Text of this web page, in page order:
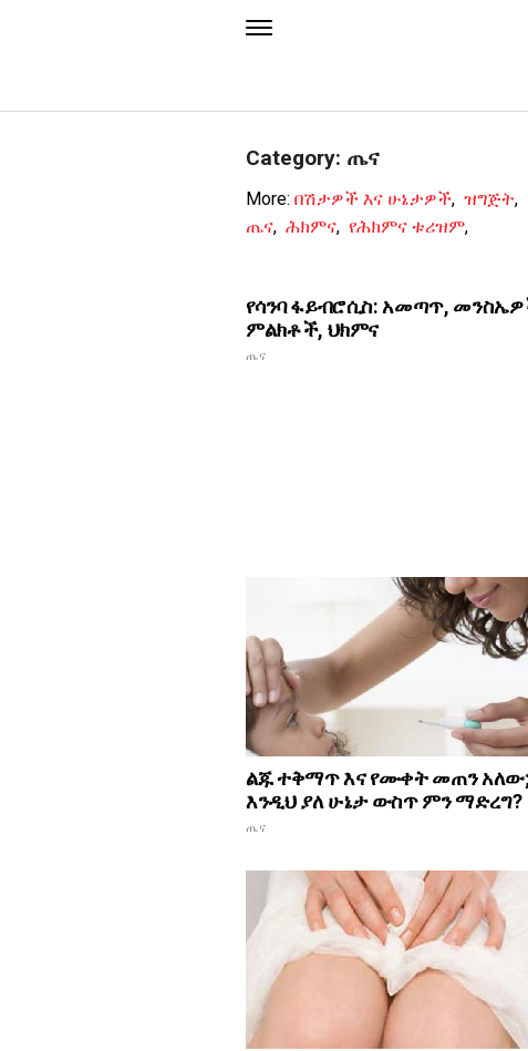
Category: ጤና
More: በሽታዎች እና ሁኔታዎች, ዝግጅት,
ጤና, ሕክምና, የሕክምና ቱሪዝም,
የሳንባ ፋይብሮሲስ: አመጣጥ,
ምልክቶች, ህክምና
ጤና
ልጁ ተቅማጥ እና የሙቀት መጠን አለው;
እንዲህ ያለ ሁኔታ ውስጥ ምን ማድረግ?
ጤና